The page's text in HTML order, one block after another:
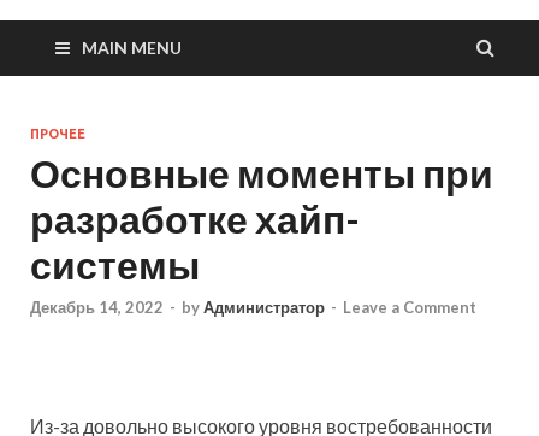
MAIN MENU
ПРОЧЕЕ
Основные моменты при
разработке хайп-
системы
Декабрь 14, 2022 - byАдминистратор - Leave a Comment
Из-за довольно высокого уровня востребованности